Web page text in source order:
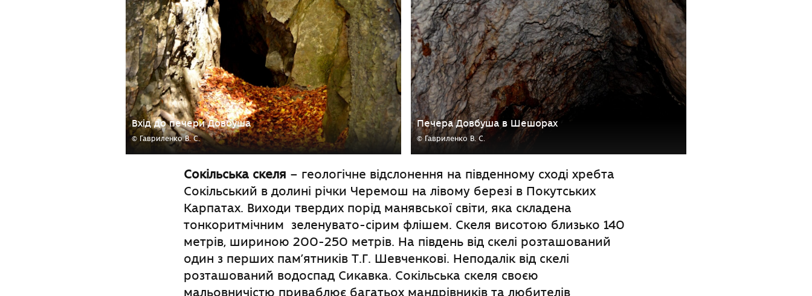
Вхід до печери Довбуша
© Гавриленко В. С.
Печера Довбуша в Шешорах
© Гавриленко В. С.
Сокільська скеля – геологічне відслонення на південному сході хребта
Сокільський в долині річки Черемош на лівому березі в Покутських
Карпатах. Виходи твердих порід манявської світи, яка складена
тонкоритмічним зеленувато-сірим флішем. Скеля висотою близько 140
метрів, шириною 200-250 метрів. На південь від скелі розташований
один з перших пам’ятників Т.Г. Шевченкові. Неподалік від скелі
розташований водоспад Сикавка. Сокільська скеля своєю
мальовничістю приваблює багатьох мандрівників та любителів